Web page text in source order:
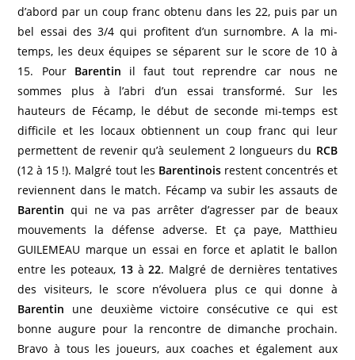
d’abord par un coup franc obtenu dans les 22, puis par un
bel essai des 3/4 qui profitent d’un surnombre. A la mi-
temps, les deux équipes se séparent sur le score de 10 à
15. Pour Barentin il faut tout reprendre car nous ne
sommes plus à l’abri d’un essai transformé. Sur les
hauteurs de Fécamp, le début de seconde mi-temps est
difficile et les locaux obtiennent un coup franc qui leur
permettent de revenir qu’à seulement 2 longueurs du RCB
(12 à 15 !). Malgré tout les Barentinoisrestent concentrés et
reviennent dans le match. Fécamp va subir les assauts de
Barentin qui ne va pas arrêter d’agresser par de beaux
mouvements la défense adverse. Et ça paye, Matthieu
GUILEMEAU marque un essai en force et aplatit le ballon
entre les poteaux, 13à22. Malgré de dernières tentatives
des visiteurs, le score n’évoluera plus ce qui donne à
Barentin une deuxième victoire consécutive ce qui est
bonne augure pour la rencontre de dimanche prochain.
Bravo à tous les joueurs, aux coaches et également aux